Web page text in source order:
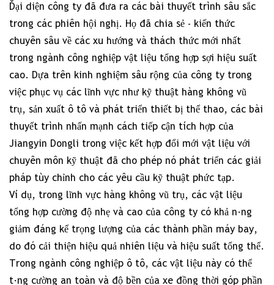
Đại diện công ty đã đưa ra các bài thuyết trình sâu sắc
trong các phiên hội nghị. Họ đã chia sẻ - kiến thức
chuyên sâu về các xu hướng và thách thức mới nhất
trong ngành công nghiệp vật liệu tổng hợp sợi hiệu suất
cao. Dựa trên kinh nghiệm sâu rộng của công ty trong
việc phục vụ các lĩnh vực như kỹ thuật hàng không vũ
trụ, sản xuất ô tô và phát triển thiết bị thể thao, các bài
thuyết trình nhấn mạnh cách tiếp cận tích hợp của
Jiangyin Dongli trong việc kết hợp đổi mới vật liệu với
chuyên môn kỹ thuật đã cho phép nó phát triển các giải
pháp tùy chỉnh cho các yêu cầu kỹ thuật phức tạp.
Ví dụ, trong lĩnh vực hàng không vũ trụ, các vật liệu
tổng hợp cường độ nhẹ và cao của công ty có khả năng
giảm đáng kể trọng lượng của các thành phần máy bay,
do đó cải thiện hiệu quả nhiên liệu và hiệu suất tổng thể.
Trong ngành công nghiệp ô tô, các vật liệu này có thể
tăng cường an toàn và độ bền của xe đồng thời góp phần